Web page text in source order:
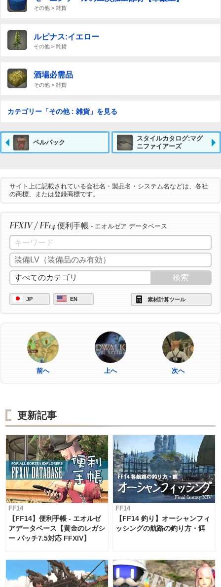
その他 > 雑貨
ルピナス:イエロー
その他 > 雑貨
酒場必需品
その他 > 雑貨
カテゴリー「その他 : 雑貨」を見る
ペルパック
スタイルカタログ:マグ
ニファイアーズ
サイト上に記載されている会社名・製品名・システム名などは、各社
の商標、または登録商標です。
FFXIV / FF14 便利手帳 - エオルゼア データベース
JP EN 素材計算ツール
前へ 上へ 次へ
更新記事
FF14
【FF14】便利手帳 - エオルゼ
アデータベース【黄金のレガシ
ー パッチ7.5対応 FFXIV】
FF14
【FF14 釣り】オーシャンフィ
ッシングの航路の釣り方・餌